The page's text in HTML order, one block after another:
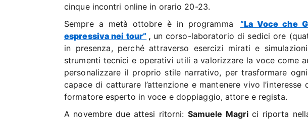
cinque incontri online in orario 20-23.
Sempre a metà ottobre è in programma
“La Voce che
espressiva nei tour” , un corso-laboratorio di sedici ore
in presenza, perché attraverso esercizi mirati e
strumenti tecnici e operativi utili a valorizzare la voce come
personalizzare il proprio stile narrativo, per trasformare
capace di catturare l’attenzione e mantenere vivo
formatore esperto in voce e doppiaggio, attore e regista.
A novembre due attesi ritorni: Samuele Magri ci riporta